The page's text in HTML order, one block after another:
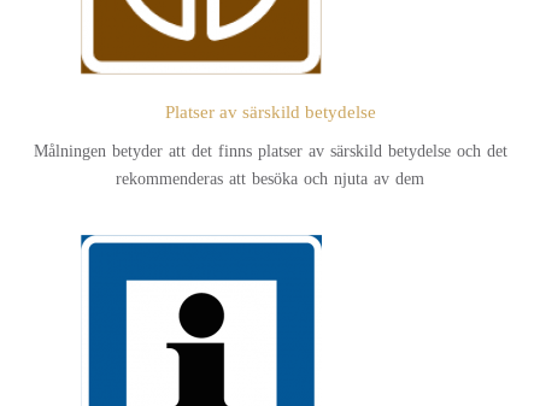
Platser av särskild betydelse
Målningen betyder att det finns platser av särskild betydelse och det
rekommenderas att besöka och njuta av dem